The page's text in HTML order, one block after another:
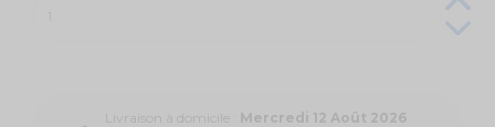
Livraison à domicile : Mercredi 12 Août 2026